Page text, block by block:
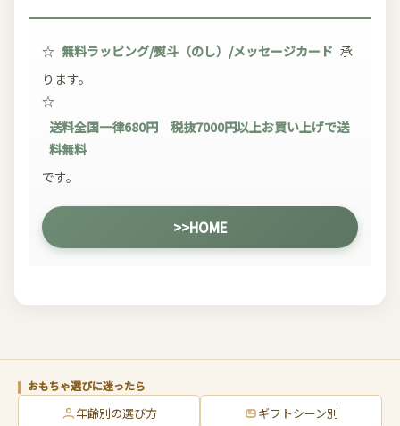
☆ 無料ラッピング/熨斗（のし）/メッセージカード 承
ります。
☆
送料全国一律680円 税抜7000円以上お買い上げで送
料無料
です。
>>HOME
おもちゃ選びに迷ったら
年齢別の選び方 ギフトシーン別